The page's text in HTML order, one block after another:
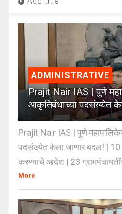
ADMINISTRATIVE
Prajit Nair IAS | पुणे
आकृतिबंधाच्या पदसंख्येत
Prajit Nair IAS | पुणे
पदसंख्येत केला जाणार बदल! | 10
करण्याचे आदेश | 23
More